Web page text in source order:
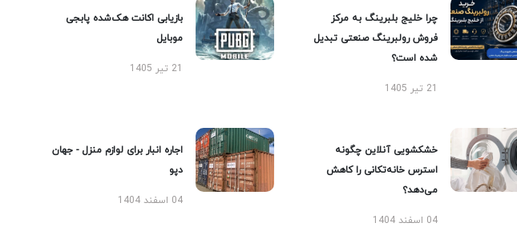
چرا خلیج بلبرینگ به مرکز
فروش رولبرینگ صنعتی تبدیل
شده است؟
21 تیر 1405
بازیابی اکانت هک‌شده پابجی
موبایل
21 تیر 1405
خشکشویی آنلاین چگونه
استرس خانه‌تکانی را کاهش
می‌دهد؟
04 اسفند 1404
اجاره انبار برای لوازم منزل - جهان
دپو
04 اسفند 1404